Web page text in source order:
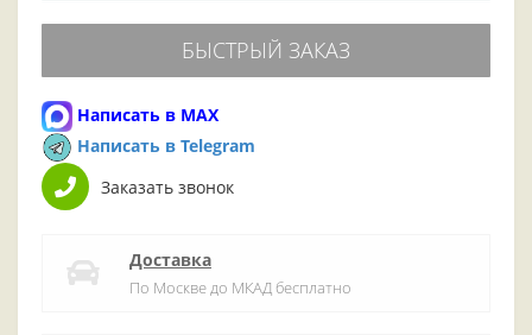
БЫСТРЫЙ ЗАКАЗ
Написать в MAX
Написать в Telegram
Заказать звонок
Доставка
По Москве до МКАД бесплатно